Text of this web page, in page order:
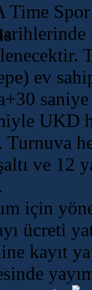
Time
ev
UKD
ve 12
için
ücreti
kayıt